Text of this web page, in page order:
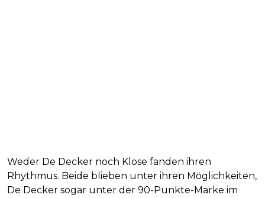
Weder De Decker noch Klose fanden ihren
Rhythmus. Beide blieben unter ihren Möglichkeiten,
De Decker sogar unter der 90-Punkte-Marke im